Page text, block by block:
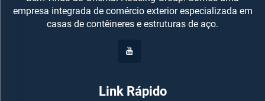
empresa integrada de comércio exterior especializada em
casas de contêineres e estruturas de aço.
Link Rápido